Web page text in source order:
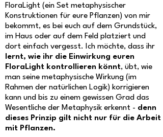
FloraLight (ein Set metaphysischer
Konstruktionen für eure Pflanzen) von mir
bekommt, es bei euch auf dem Grundstück,
im Haus oder auf dem Feld platziert und
dort einfach vergesst. Ich möchte, dass ihr
lernt, wie ihr die Einwirkung euren
FloraLight kontrollieren könnt, übt, wie
man seine metaphysische Wirkung (im
Rahmen der natürlichen Logik) korrigieren
kann und bis zu einem gewissen Grad das
Wesentliche der Metaphysik erkennt - denn
dieses Prinzip gilt nicht nur für die Arbeit
mit Pflanzen.